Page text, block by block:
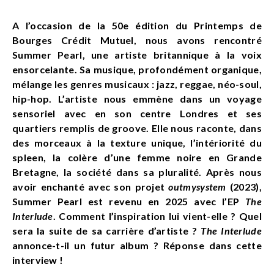
A l’occasion de la 50e édition du Printemps de
Bourges Crédit Mutuel, nous avons rencontré
Summer Pearl, une artiste britannique à la voix
ensorcelante. Sa musique, profondément organique,
mélange les genres musicaux : jazz, reggae, néo-soul,
hip-hop. L’artiste nous emmène dans un voyage
sensoriel avec en son centre Londres et ses
quartiers remplis de groove. Elle nous raconte, dans
des morceaux à la texture unique, l’intériorité du
spleen, la colère d’une femme noire en Grande
Bretagne, la société dans sa pluralité. Après nous
avoir enchanté avec son projetoutmysystem (2023),
Summer Pearl est revenu en 2025 avec l’EP The
Interlude . Comment l’inspiration lui vient-elle ? Quel
sera la suite de sa carrière d’artiste ? The Interlude
annonce-t-il un futur album ? Réponse dans cette
interview !